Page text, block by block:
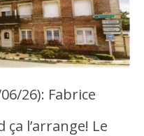
26): Fabrice
ça l’arrange! Le